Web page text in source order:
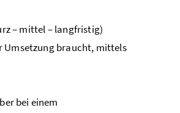
– mittel – langfristig)
Umsetzung braucht, mittels
bei einem